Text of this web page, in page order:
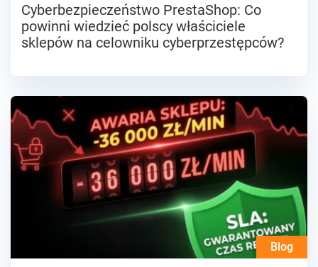
Cyberbezpieczeństwo PrestaShop: Co
powinni wiedzieć polscy właściciele
sklepów na celowniku cyberprzestępców?
Blog